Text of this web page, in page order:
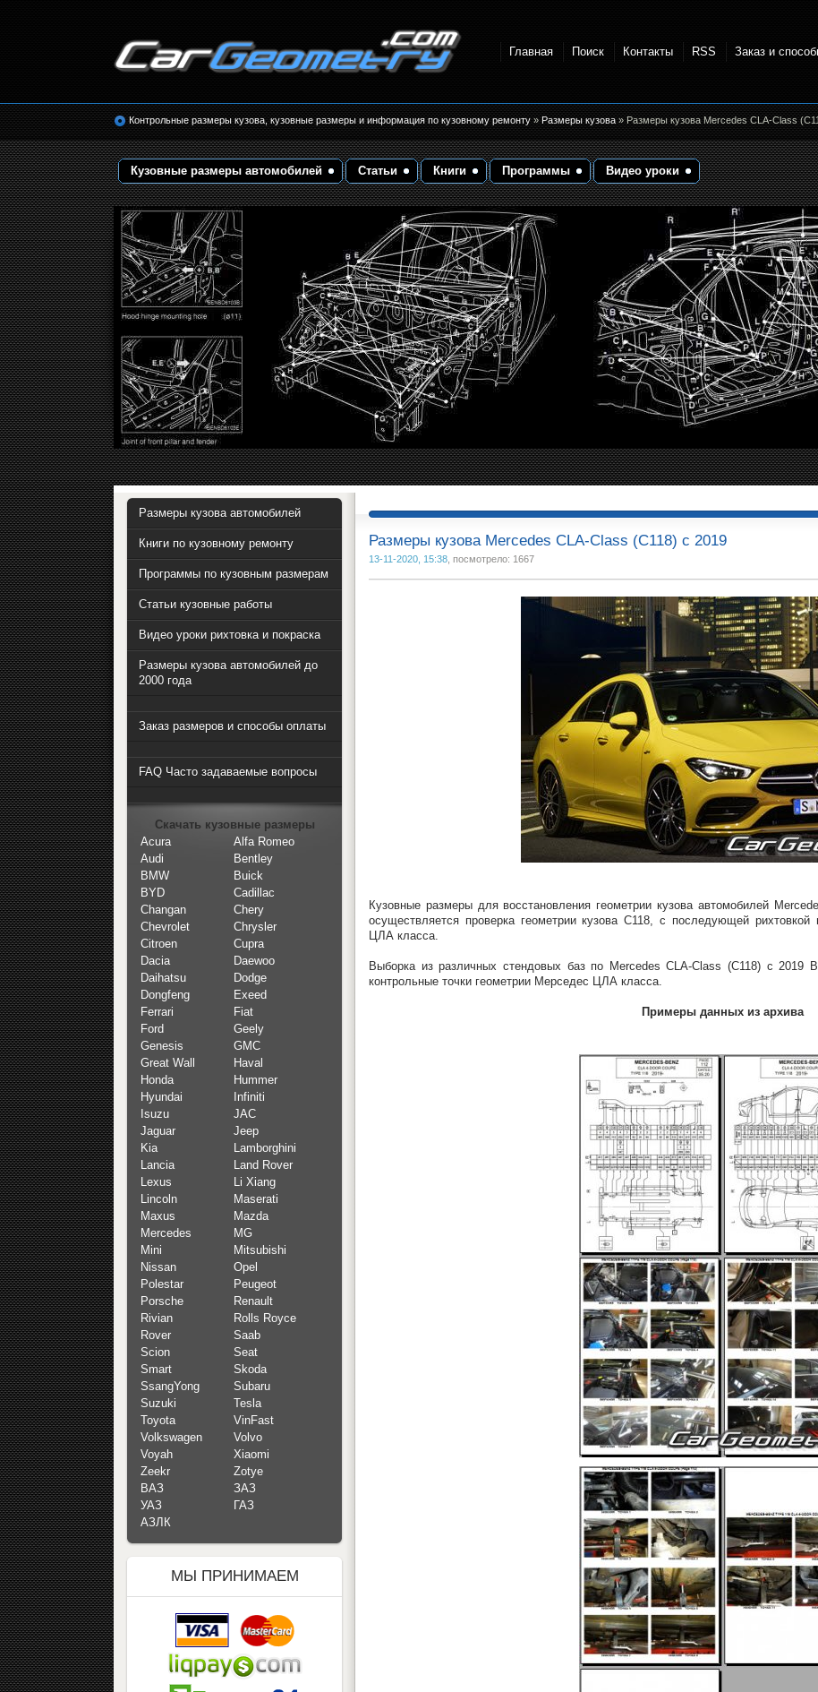
кузовные размеры. Геометрия кузова
Главная Поиск Контакты RSS Заказ и
Контрольные размеры кузова, кузовные размеры и информация по кузовному ремонту»Размеры кузова» Размеры кузова Mercedes CLA-Class
Кузовные размеры автомобилей Статьи Книги Программы Видео уроки
Размеры кузова Mercedes CLA-Class (C118) с 2019
13-11-2020, 15:38, посмотрело: 1667
Кузовные размеры для восстановления геометрии кузова автомобилей
осуществляется проверка геометрии кузова С118, с последующей
ЦЛА класса.
Выборка из различных стендовых баз по Mercedes CLA-Class (C118) с 2019
контрольные точки геометрии Мерседес ЦЛА класса.
Примеры данных из архива
Размеры кузова автомобилей
Книги по кузовному ремонту
Программы по кузовным размерам
Статьи кузовные работы
Видео уроки рихтовка и покраска
Размеры кузова автомобилей до
2000 года
Заказ размеров и способы оплаты
FAQ Часто задаваемые вопросы
Скачать кузовные размеры
Acura
Alfa Romeo
Audi
Bentley
BMW
Buick
BYD
Cadillac
Changan
Chery
Chevrolet
Chrysler
Citroen
Cupra
Dacia
Daewoo
Daihatsu
Dodge
Dongfeng
Exeed
Ferrari
Fiat
Ford
Geely
Genesis
GMC
Great Wall
Haval
Honda
Hummer
Hyundai
Infiniti
Isuzu
JAC
Jaguar
Jeep
Kia
Lamborghini
Lancia
Land Rover
Lexus
Li Xiang
Lincoln
Maserati
Maxus
Mazda
Mercedes
MG
Mini
Mitsubishi
Nissan
Opel
Polestar
Peugeot
Porsche
Renault
Rivian
Rolls Royce
Rover
Saab
Scion
Seat
Smart
Skoda
SsangYong
Subaru
Suzuki
Tesla
Toyota
VinFast
Volkswagen
Volvo
Voyah
Xiaomi
Zeekr
Zotye
ВАЗ
ЗАЗ
УАЗ
ГАЗ
АЗЛК
МЫ ПРИНИМАЕМ